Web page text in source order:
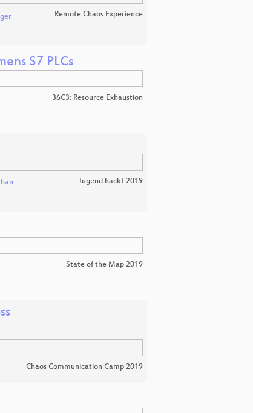
Remote Chaos Experience
S7 PLCs
36C3: Resource Exhaustion
Jugend hackt 2019
State of the Map 2019
Chaos Communication Camp 2019